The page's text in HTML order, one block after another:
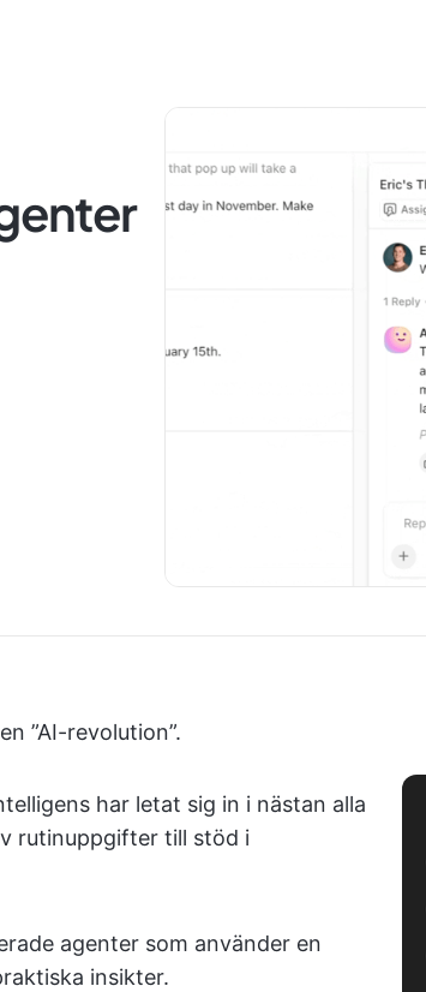
”AI-revolution”.
har letat sig in i nästan alla
rutinuppgifter till stöd i
agenter som använder en
insikter.